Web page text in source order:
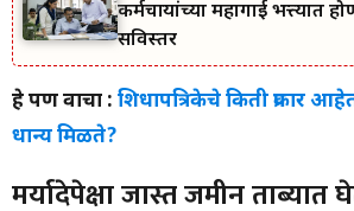
कर्मचाऱ्यांच्या महागाई भत्त्यात
सविस्तर
हे पण वाचा : शिधापत्रिकेचे किती प्रकार
धान्य मिळते?
मर्यादेपेक्षा जास्त जमीन ताब्यात